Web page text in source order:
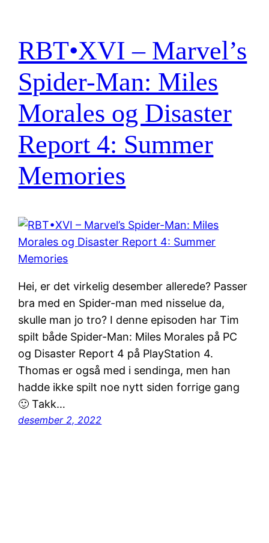
RBT•XVI – Marvel’s
Spider-Man: Miles
Morales og Disaster
Report 4: Summer
Memories
Hei, er det virkelig desember allerede? Passer
bra med en Spider-man med nisselue da,
skulle man jo tro? I denne episoden har Tim
spilt både Spider-Man: Miles Morales på PC
og Disaster Report 4 på PlayStation 4.
Thomas er også med i sendinga, men han
hadde ikke spilt noe nytt siden forrige gang
🙂 Takk…
desember 2, 2022